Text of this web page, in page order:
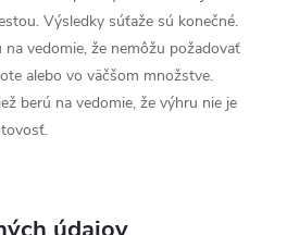
Výsledky súťaže sú konečné.
vedomie, že nemôžu požadovať
alebo vo väčšom množstve.
berú na vedomie, že výhru nie je